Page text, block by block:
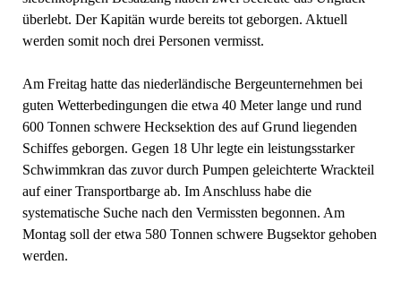
überlebt. Der Kapitän wurde bereits tot geborgen. Aktuell
werden somit noch drei Personen vermisst.
Am Freitag hatte das niederländische Bergeunternehmen bei
guten Wetterbedingungen die etwa 40 Meter lange und rund
600 Tonnen schwere Hecksektion des auf Grund liegenden
Schiffes geborgen. Gegen 18 Uhr legte ein leistungsstarker
Schwimmkran das zuvor durch Pumpen geleichterte Wrackteil
auf einer Transportbarge ab. Im Anschluss habe die
systematische Suche nach den Vermissten begonnen. Am
Montag soll der etwa 580 Tonnen schwere Bugsektor gehoben
werden.